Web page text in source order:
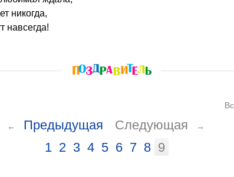
никогда,
навсегда!
← Предыдущая Следующая →
1 2 3 4 5 6 7 8 9